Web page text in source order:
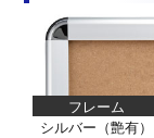
フレーム
シルバー（艶有）